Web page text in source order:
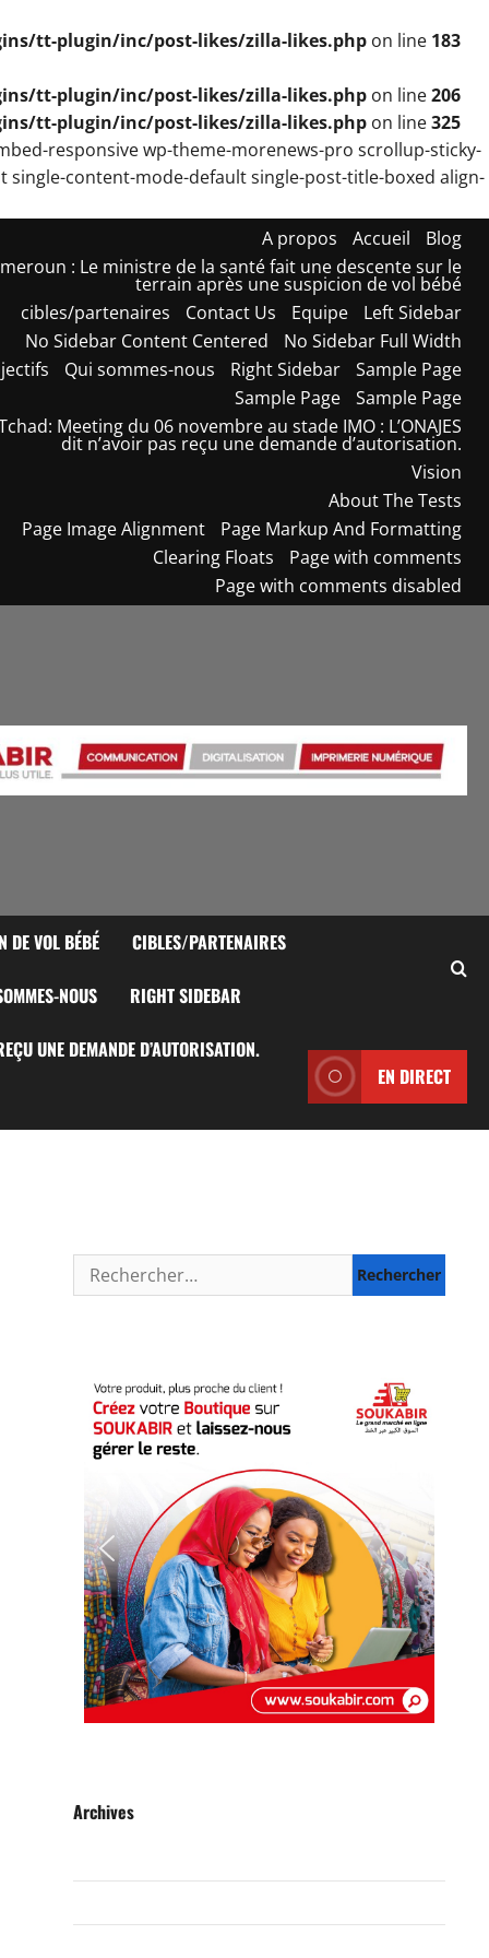
tt-plugin/inc/post-likes/zilla-likes.php on line 183
tt-plugin/inc/post-likes/zilla-likes.php on line206
tt-plugin/inc/post-likes/zilla-likes.php on line325
responsive wp-theme-morenews-pro scrollup-sticky-
content-mode-default single-post-title-boxed align-
A propos Accueil
Blog
: Le ministre de la santé fait une descente sur le
terrain après une suspicion de vol bébé
cibles/partenaires
Contact Us Equipe
Left Sidebar
No Sidebar Content Centered
No Sidebar Full Width
Qui sommes-nous Right Sidebar
Sample Page
Sample Page
Sample Page
Meeting du 06 novembre au stade IMO : L’ONAJES
dit n’avoir pas reçu une demande d’autorisation.
Vision
About The Tests
Page Image Alignment
Page Markup And Formatting
Clearing Floats
Page with comments
Page with comments disabled
DE VOL BÉBÉ CIBLES/PARTENAIRES
NOUS RIGHT SIDEBAR
UNE DEMANDE D’AUTORISATION.
EN DIRECT
Rechercher :
Archives